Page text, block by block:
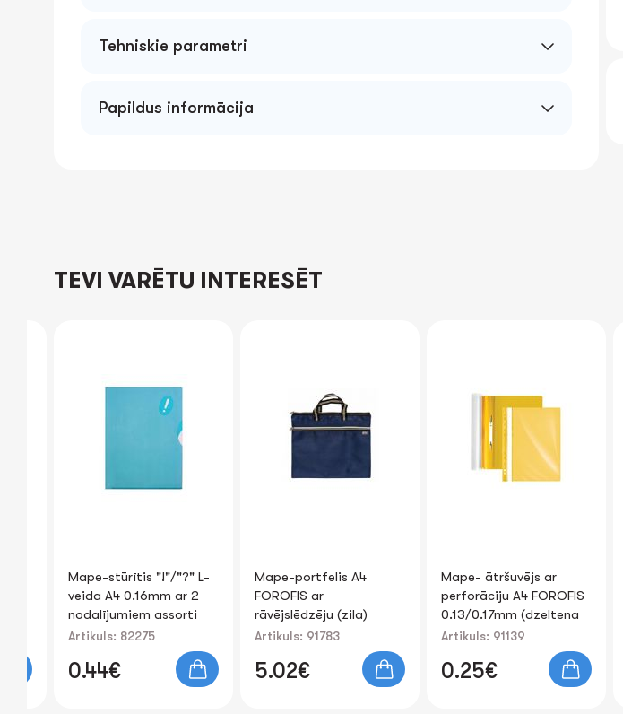
Tehniskie parametri
Papildus informācija
TEVI VARĒTU INTERESĒT
Mape-stūrītis "!"/"?" L-
veida A4 0.16mm ar 2
nodalījumiem assorti
Artikuls: 82275
0.44€
Mape-portfelis A4
FOROFIS ar
rāvējslēdzēju (zila)
Artikuls: 91783
5.02€
Mape- ātršuvējs ar
perforāciju A4 FOROFIS
0.13/0.17mm (dzeltena
matēta)
Artikuls: 91139
0.25€